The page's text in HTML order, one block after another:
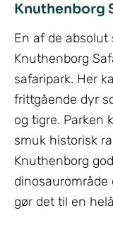
Knuthenborg
En af de
Knuthenborg
safaripark. Her
frittgående dyr
og tigre. Parken
smuk historisk
Knuthenborg
gør det til en